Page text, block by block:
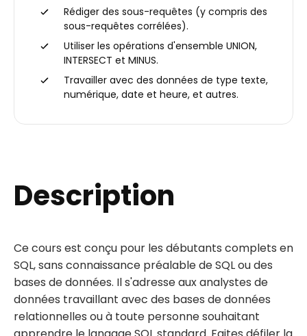
Rédiger des sous-requêtes (y compris des
sous-requêtes corrélées).
Utiliser les opérations d'ensemble UNION,
INTERSECT et MINUS.
Travailler avec des données de type texte,
numérique, date et heure, et autres.
Description
Ce cours est conçu pour les débutants complets en
SQL, sans connaissance préalable de SQL ou des
bases de données. Il s'adresse aux analystes de
données travaillant avec des bases de données
relationnelles ou à toute personne souhaitant